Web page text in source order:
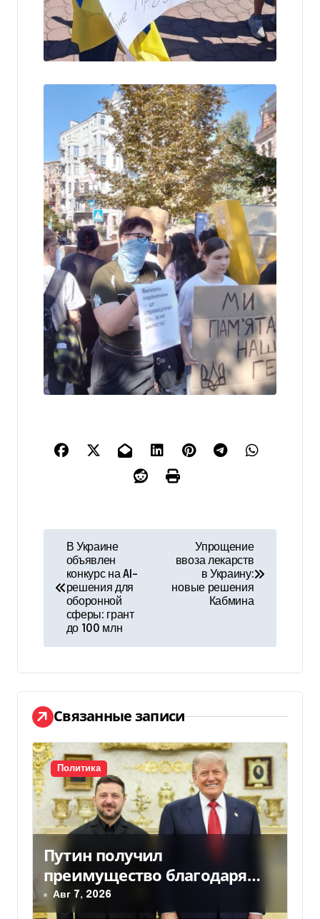
а
ц
и
я
п
о
з
а
В Украине
объявлен
конкурс на AI-
решения для
оборонной
сферы: грант
до 100 млн
Упрощение
ввоза лекарств
в Украину:
новые решения
Кабмина
Связанные записи
Политика
Путин получил
преимущество благодаря
действиям США
Авг 7, 2026